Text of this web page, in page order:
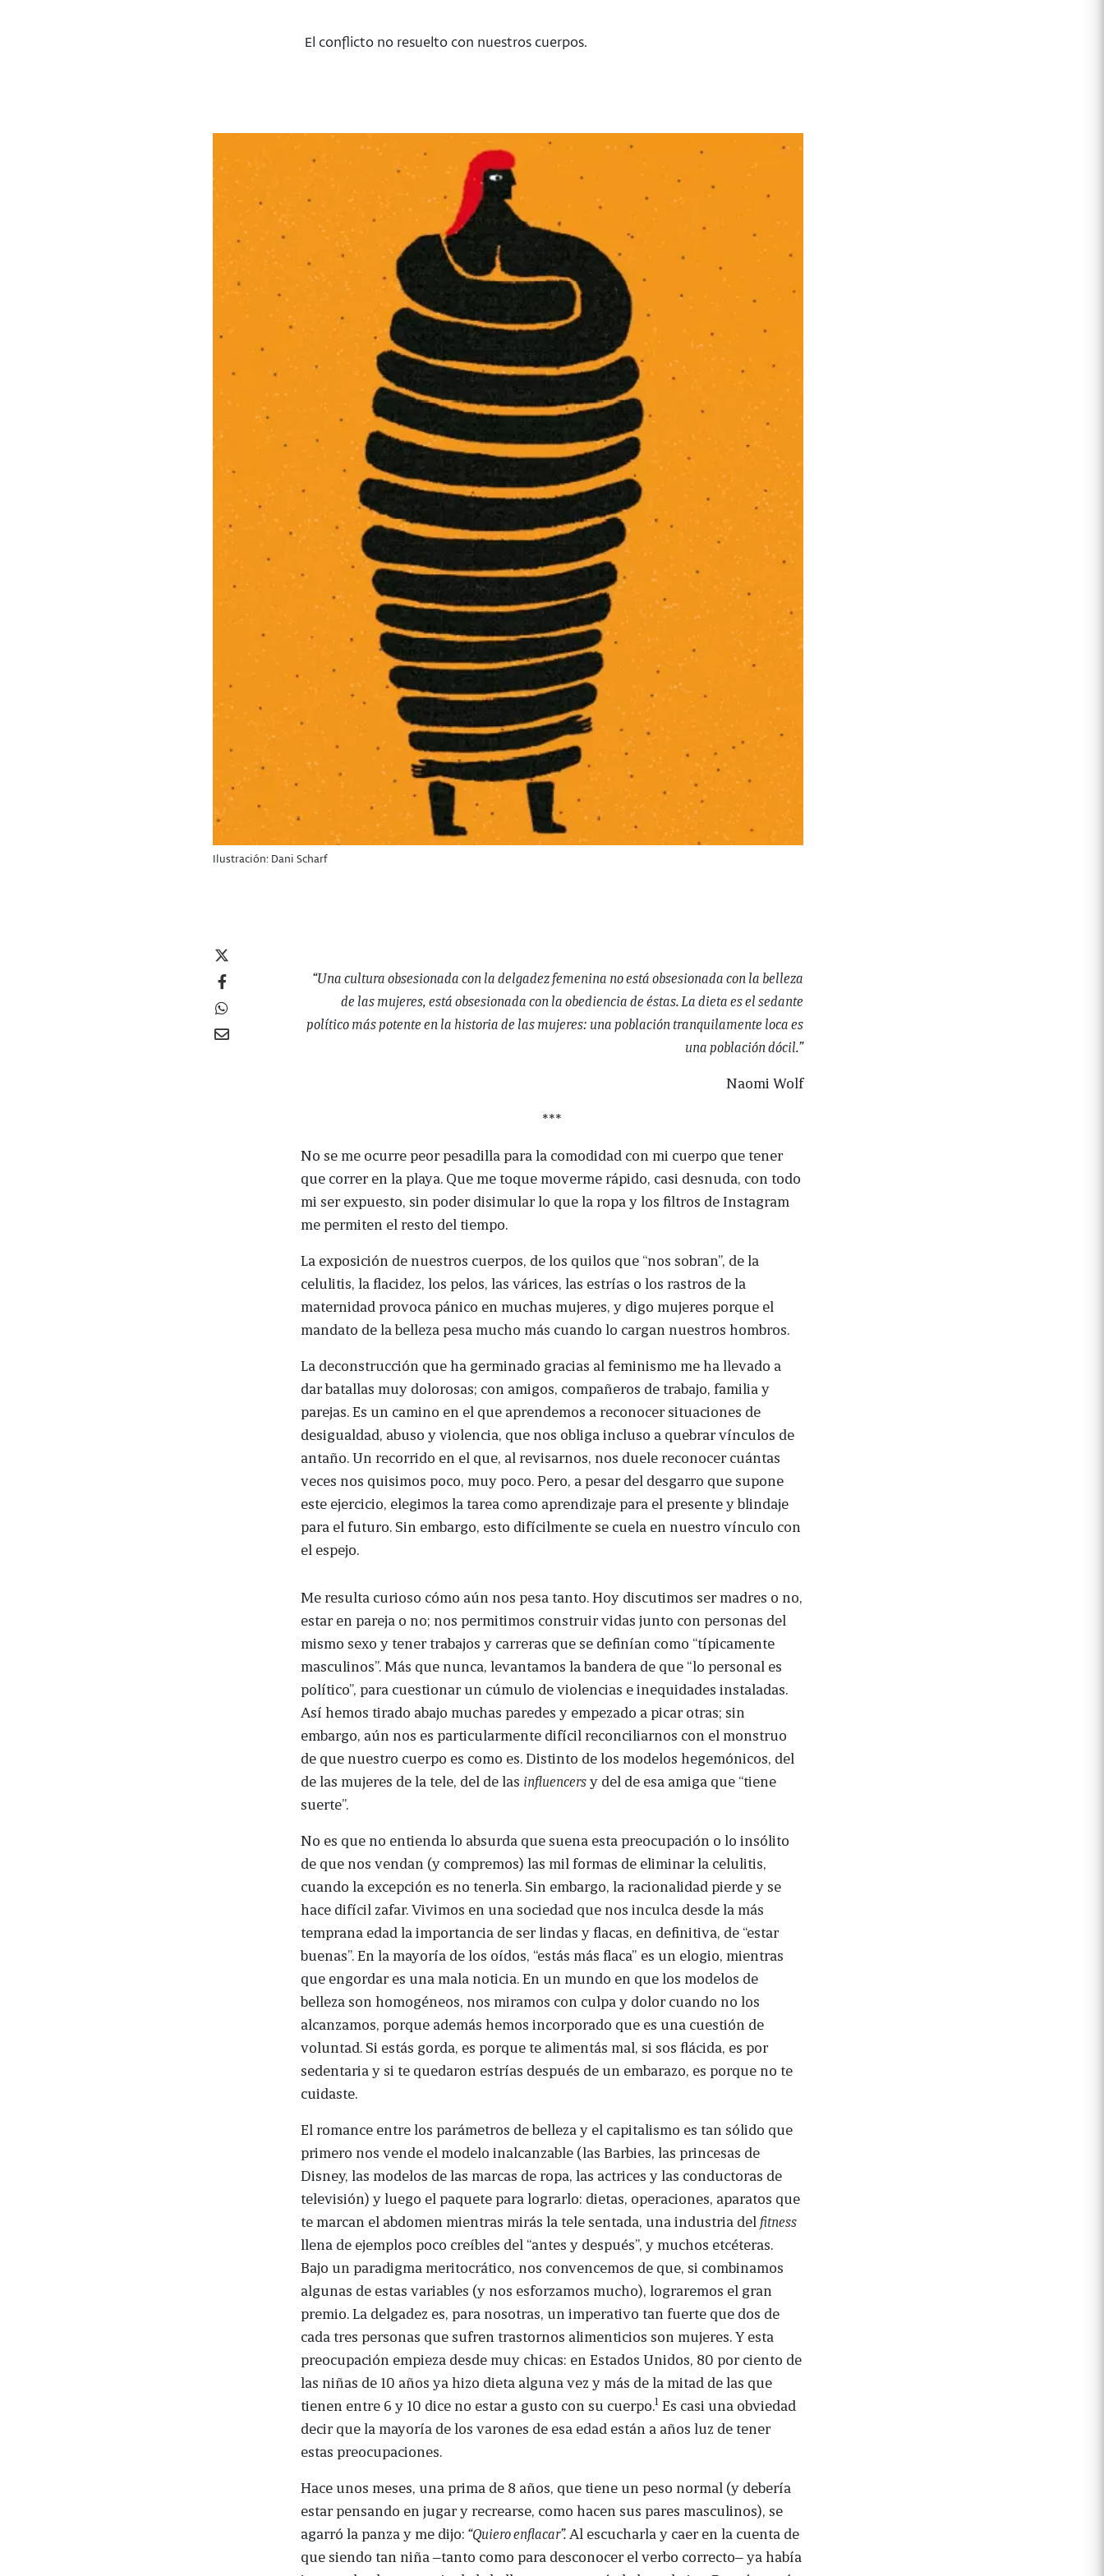
El conflicto no resuelto con nuestros cuerpos.
Ilustración: Dani Scharf
“Una cultura obsesionada con la delgadez femenina no está obsesionada con la belleza
de las mujeres, está obsesionada con la obediencia de éstas. La dieta es el sedante
político más potente en la historia de las mujeres: una población tranquilamente loca es
una población dócil.”
Naomi Wolf
***
No se me ocurre peor pesadilla para la comodidad con mi cuerpo que tener
que correr en la playa. Que me toque moverme rápido, casi desnuda, con todo
mi ser expuesto, sin poder disimular lo que la ropa y los filtros de Instagram
me permiten el resto del tiempo.
La exposición de nuestros cuerpos, de los quilos que “nos sobran”, de la
celulitis, la flacidez, los pelos, las várices, las estrías o los rastros de la
maternidad provoca pánico en muchas mujeres, y digo mujeres porque el
mandato de la belleza pesa mucho más cuando lo cargan nuestros hombros.
La deconstrucción que ha germinado gracias al feminismo me ha llevado a
dar batallas muy dolorosas; con amigos, compañeros de trabajo, familia y
parejas. Es un camino en el que aprendemos a reconocer situaciones de
desigualdad, abuso y violencia, que nos obliga incluso a quebrar vínculos de
antaño. Un recorrido en el que, al revisarnos, nos duele reconocer cuántas
veces nos quisimos poco, muy poco. Pero, a pesar del desgarro que supone
este ejercicio, elegimos la tarea como aprendizaje para el presente y blindaje
para el futuro. Sin embargo, esto difícilmente se cuela en nuestro vínculo con
el espejo.
Me resulta curioso cómo aún nos pesa tanto. Hoy discutimos ser madres o no,
estar en pareja o no; nos permitimos construir vidas junto con personas del
mismo sexo y tener trabajos y carreras que se definían como “típicamente
masculinos”. Más que nunca, levantamos la bandera de que “lo personal es
político”, para cuestionar un cúmulo de violencias e inequidades instaladas.
Así hemos tirado abajo muchas paredes y empezado a picar otras; sin
embargo, aún nos es particularmente difícil reconciliarnos con el monstruo
de que nuestro cuerpo es como es. Distinto de los modelos hegemónicos, del
de las mujeres de la tele, del de las influencersy del de esa amiga que “tiene
suerte”.
No es que no entienda lo absurda que suena esta preocupación o lo insólito
de que nos vendan (y compremos) las mil formas de eliminar la celulitis,
cuando la excepción es no tenerla. Sin embargo, la racionalidad pierde y se
hace difícil zafar. Vivimos en una sociedad que nos inculca desde la más
temprana edad la importancia de ser lindas y flacas, en definitiva, de “estar
buenas”. En la mayoría de los oídos, “estás más flaca” es un elogio, mientras
que engordar es una mala noticia. En un mundo en que los modelos de
belleza son homogéneos, nos miramos con culpa y dolor cuando no los
alcanzamos, porque además hemos incorporado que es una cuestión de
voluntad. Si estás gorda, es porque te alimentás mal, si sos flácida, es por
sedentaria y si te quedaron estrías después de un embarazo, es porque no te
cuidaste.
El romance entre los parámetros de belleza y el capitalismo es tan sólido que
primero nos vende el modelo inalcanzable (las Barbies, las princesas de
Disney, las modelos de las marcas de ropa, las actrices y las conductoras de
televisión) y luego el paquete para lograrlo: dietas, operaciones, aparatos que
te marcan el abdomen mientras mirás la tele sentada, una industria del fitness
llena de ejemplos poco creíbles del “antes y después”, y muchos etcéteras.
Bajo un paradigma meritocrático, nos convencemos de que, si combinamos
algunas de estas variables (y nos esforzamos mucho), lograremos el gran
premio. La delgadez es, para nosotras, un imperativo tan fuerte que dos de
cada tres personas que sufren trastornos alimenticios son mujeres. Y esta
preocupación empieza desde muy chicas: en Estados Unidos, 80 por ciento de
las niñas de 10 años ya hizo dieta alguna vez y más de la mitad de las que
tienen entre 6 y 10 dice no estar a gusto con su cuerpo. 1 Es casi una obviedad
decir que la mayoría de los varones de esa edad están a años luz de tener
estas preocupaciones.
Hace unos meses, una prima de 8 años, que tiene un peso normal (y debería
estar pensando en jugar y recrearse, como hacen sus pares masculinos), se
agarró la panza y me dijo: “Quiero enflacar”. Al escucharla y caer en la cuenta de
que siendo tan niña ‒tanto como para desconocer el verbo correcto‒ ya había